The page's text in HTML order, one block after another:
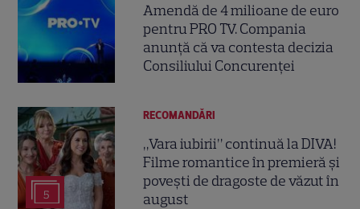
Amendă de 4 milioane de euro
pentru PRO TV. Compania
anunță că va contesta decizia
Consiliului Concurenței
5
RECOMANDĂRI
„Vara iubirii” continuă la DIVA!
Filme romantice în premieră și
povești de dragoste de văzut în
august